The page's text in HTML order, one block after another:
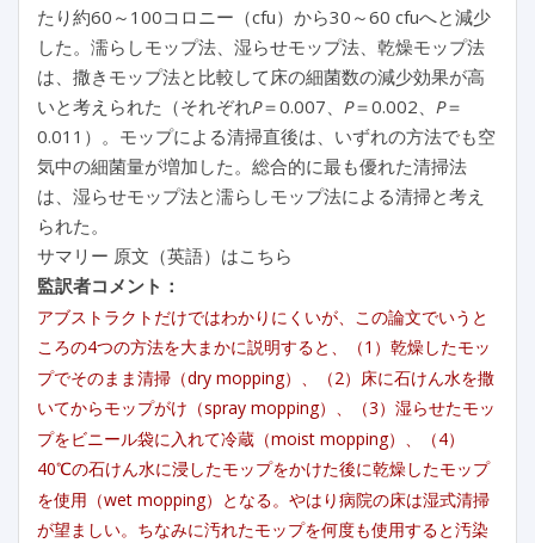
たり約60～100コロニー（cfu）から30～60 cfuへと減少
した。濡らしモップ法、湿らせモップ法、乾燥モップ法
は、撒きモップ法と比較して床の細菌数の減少効果が高
いと考えられた（それぞれP＝0.007、 P＝0.002、 P＝
0.011）。モップによる清掃直後は、いずれの方法でも空
気中の細菌量が増加した。総合的に最も優れた清掃法
は、湿らせモップ法と濡らしモップ法による清掃と考え
られた。
サマリー 原文（英語）はこちら
監訳者コメント：
アブストラクトだけではわかりにくいが、この論文でいうと
ころの4つの方法を大まかに説明すると、（1）乾燥したモッ
プでそのまま清掃（dry mopping）、（2）床に石けん水を撒
いてからモップがけ（spray mopping）、（3）湿らせたモッ
プをビニール袋に入れて冷蔵（moist mopping）、（4）
40℃の石けん水に浸したモップをかけた後に乾燥したモップ
を使用（wet mopping）となる。やはり病院の床は湿式清掃
が望ましい。ちなみに汚れたモップを何度も使用すると汚染